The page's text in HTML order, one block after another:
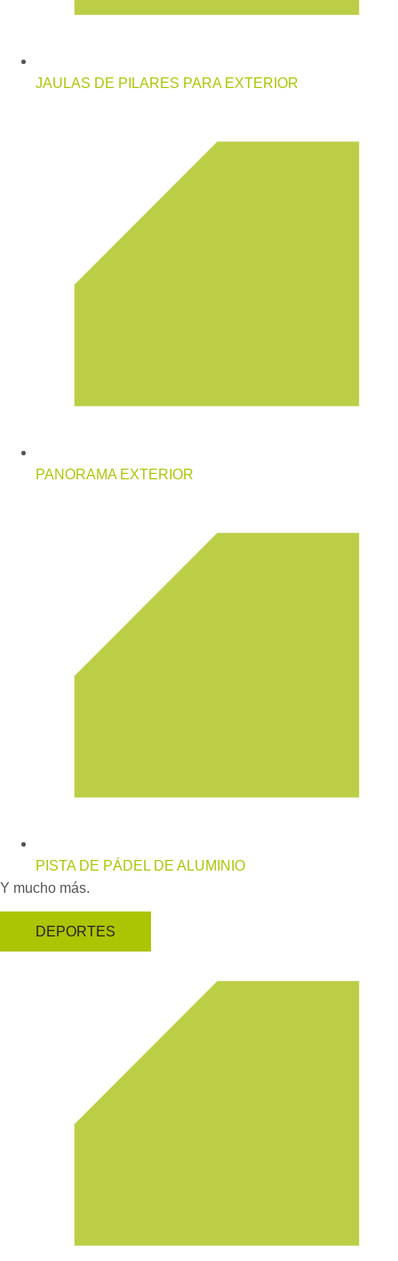
JAULAS DE PILARES PARA EXTERIOR
PANORAMA EXTERIOR
PISTA DE PÁDEL DE ALUMINIO
Y mucho más.
DEPORTES